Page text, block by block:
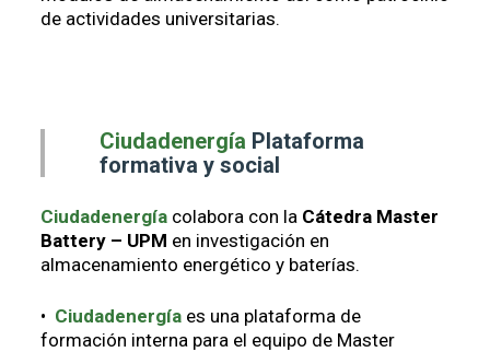
de actividades universitarias.
Ciudadenergía Plataforma
formativa y social
Ciudadenergía colabora con la Cátedra Master
Battery – UPM en investigación en
almacenamiento energético y baterías.
• Ciudadenergía es una plataforma de
formación interna para el equipo de Master